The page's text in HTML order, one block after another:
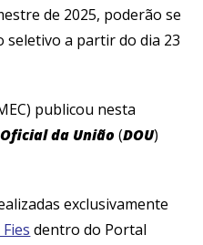
de 2025, poderão se
seletivo a partir do dia 23
publicou nesta
da União (DOU)
exclusivamente
dentro do Portal